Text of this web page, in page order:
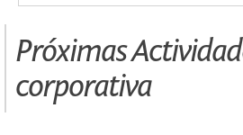
Próximas
corporativa